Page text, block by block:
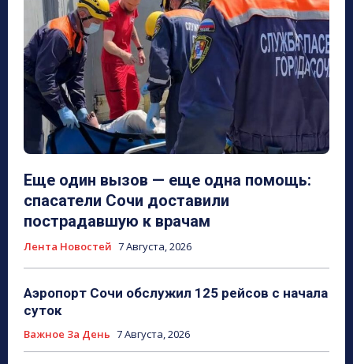
Еще один вызов — еще одна помощь:
спасатели Сочи доставили
пострадавшую к врачам
Лента Новостей 7 Августа, 2026
Аэропорт Сочи обслужил 125 рейсов с начала
суток
Важное За День 7 Августа, 2026